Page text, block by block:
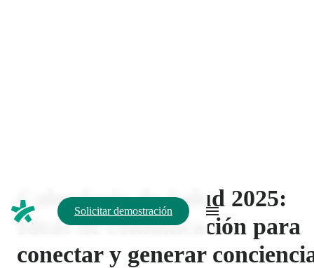
Calendario de Salud 2025:
Ideas de comunicación para
conectar y generar